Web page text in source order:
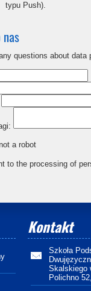
typu Push).
nas
questions about
a robot
to the processing of
Kontakt
Szkoła
Skalskiego
Polichno